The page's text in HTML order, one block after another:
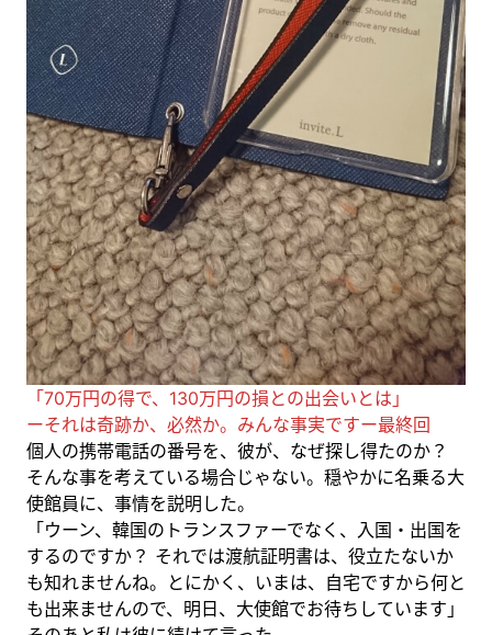
「70万円の得で、130万円の損との出会いとは」
ーそれは奇跡か、必然か。みんな事実ですー最終回
個人の携帯電話の番号を、彼が、なぜ探し得たのか？
そんな事を考えている場合じゃない。穏やかに名乗る大
使館員に、事情を説明した。
「ウーン、韓国のトランスファーでなく、入国・出国を
するのですか？ それでは渡航証明書は、役立たないか
も知れませんね。とにかく、いまは、自宅ですから何と
も出来ませんので、明日、大使館でお待ちしています」